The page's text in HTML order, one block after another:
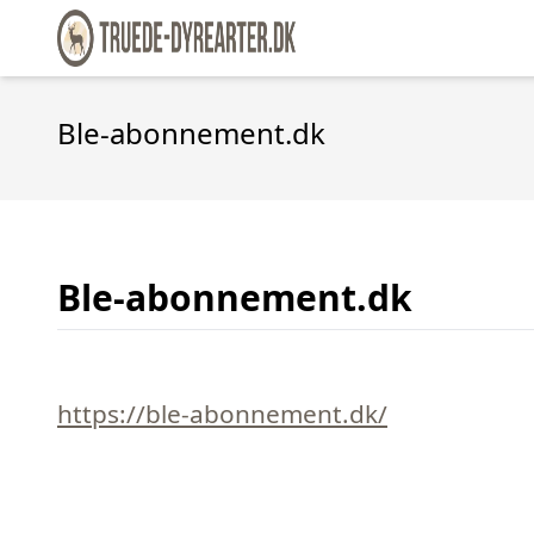
Ble-abonnement.dk
Ble-abonnement.dk
https://ble-abonnement.dk/